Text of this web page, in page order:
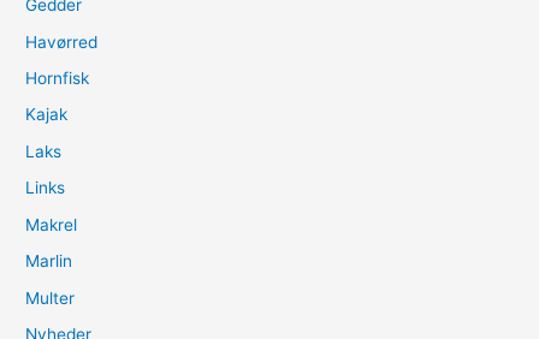
Gedder
Havørred
Hornfisk
Kajak
Laks
Links
Makrel
Marlin
Multer
Nyheder